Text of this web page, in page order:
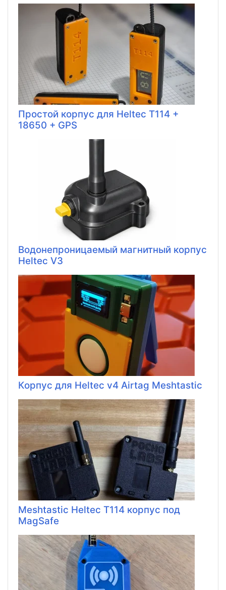
Простой корпус для Heltec T114 +
18650 + GPS
Водонепроницаемый магнитный корпус
Heltec V3
Корпус для Heltec v4 Airtag Meshtastic
Meshtastic Heltec T114 корпус под
MagSafe